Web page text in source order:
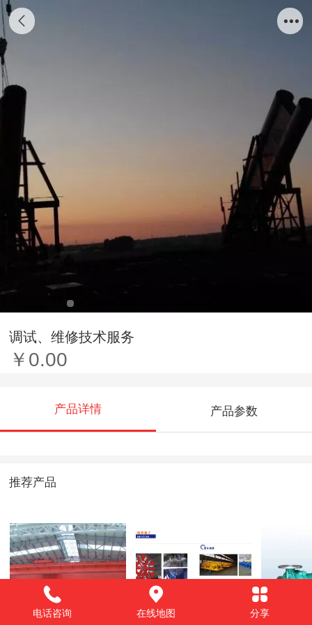
调试、维修技术服务
￥0.00
产品详情 产品参数
推荐产品
公路起重机
盾构设备机电液改
不锈钢
电话咨询 在线地图 分享